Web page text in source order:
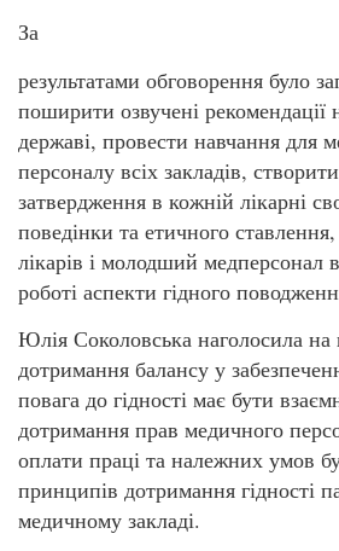
За
результатами обговорення було
поширити озвучені рекомендації
державі, провести навчання для
персоналу всіх закладів,
затвердження в кожній лікарні
поведінки та етичного
лікарів і молодший медперсонал
роботі аспекти гідного
Юлія Соколовська наголосила на
дотримання балансу у
повага до гідності має бути
дотримання прав медичного
оплати праці та належних умов
принципів дотримання гідності
медичному закладі.